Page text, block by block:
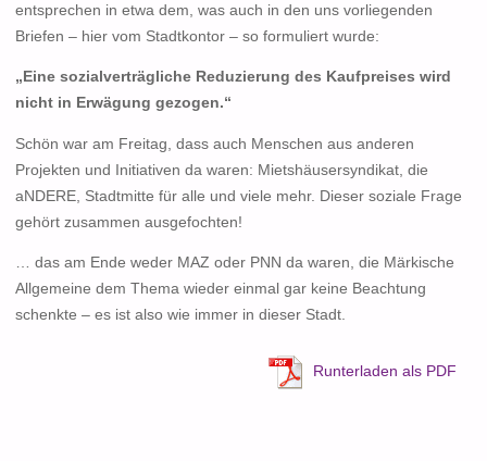
entsprechen in etwa dem, was auch in den uns vorliegenden
Briefen – hier vom Stadtkontor – so formuliert wurde:
„Eine sozialverträgliche Reduzierung des Kaufpreises wird
nicht in Erwägung gezogen.“
Schön war am Freitag, dass auch Menschen aus anderen
Projekten und Initiativen da waren: Mietshäusersyndikat, die
aNDERE, Stadtmitte für alle und viele mehr. Dieser soziale Frage
gehört zusammen ausgefochten!
… das am Ende weder MAZ oder PNN da waren, die Märkische
Allgemeine dem Thema wieder einmal gar keine Beachtung
schenkte – es ist also wie immer in dieser Stadt.
Runterladen als PDF